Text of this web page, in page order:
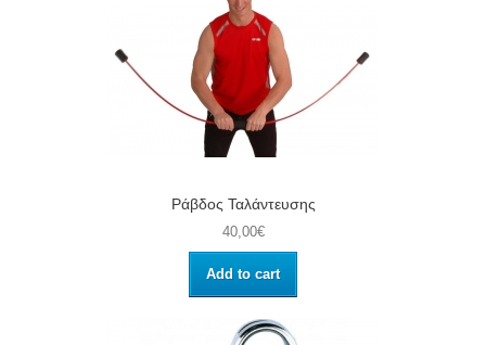
Ράβδος Ταλάντευσης
40,00€
Add to cart